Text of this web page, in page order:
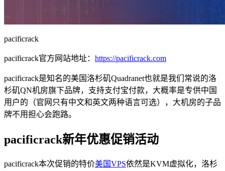
pacificrack
pacificrack官方网站地址： https://pacificrack.com
pacificrack是知名的美国洛杉矶Quadranet也就是我们常说的洛
杉矶QN机房旗下品牌，支持支付宝付款，大概率是专供中国
用户的（官网只有中文和英文两种语言可选），大机房的子品
牌不用担心会跑路。
pacificrack新年优惠促销活动
pacificrack本次促销的特价美国VPS依然是KVM虚拟化，洛杉